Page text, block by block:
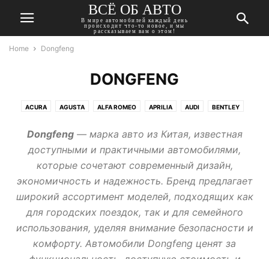
ВСЁ ОБ АВТО
В мире автомобилей каждый день
происходит что-то новое, и мы
рассказываем вам о этом!
Home Dongfeng
DONGFENG
ACURA AGUSTA ALFA ROMEO APRILIA AUDI BENTLEY
CITROEN DACIA DAEWOO DAIHATSU DATSUN DODGE
DONGFENG DUCATI FIAT FORD GEELY GMC
HARLEY-DAVIDSON HAVAL HONDA HUMMER HYUNDAI
INFINITI ISUZU JAGUAR JEEP KAWASAKI KIA LADA
LANCIA LAND ROVER LEXUS MASERATI MAZDA MERCEDES
MINI MITSUBISHI MOSKVICH NISSAN OPEL PEUGEOT
PONTIAC PORSCHE RENAULT ROVER SAAB SEAT SKODA
SSANGYONG SUBARU SUZUKI TATA TESLA TOYOTA
Dongfeng— марка авто из Китая, известная
доступными и практичными автомобилями,
которые сочетают современный дизайн,
экономичность и надежность. Бренд предлагает
широкий ассортимент моделей, подходящих как
для городских поездок, так и для семейного
использования, уделяя внимание безопасности и
комфорту. Автомобили Dongfeng ценят за